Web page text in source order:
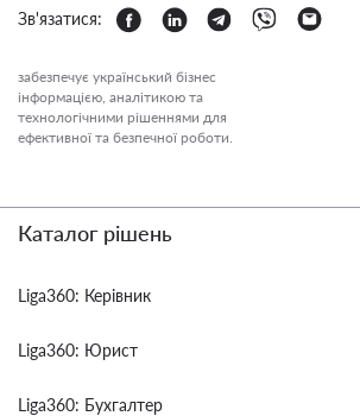
Зв'язатися:
забезпечує український бізнес
інформацією, аналітикою та
технологічними рішеннями для
ефективної та безпечної роботи.
Каталог рішень
Liga360: Керівник
Liga360: Юрист
Liga360: Бухгалтер